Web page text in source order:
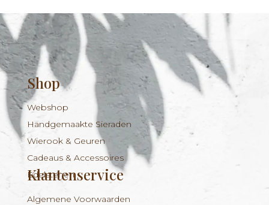
Shop
Webshop
Handgemaakte Sieraden
Wierook & Geuren
Cadeaus & Accessoires
Edelstenen
Klantenservice
Algemene Voorwaarden